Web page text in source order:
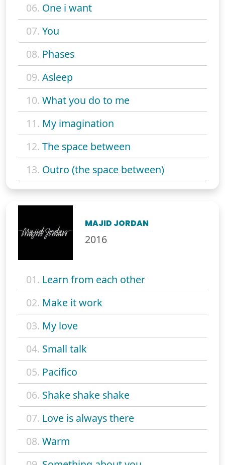
06. One i want
07. You
08. Phases
09. Asleep
10. What you do to me
11. My imagination
12. The space between
13. Outro (the space between)
MAJID JORDAN
2016
01. Learn from each other
02. Make it work
03. My love
04. Small talk
05. Pacifico
06. Shake shake shake
07. Love is always there
08. Warm